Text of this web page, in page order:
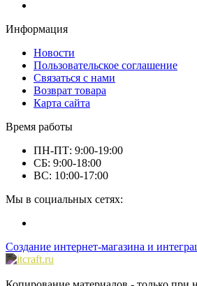
Информация
Новости
Пользовательское соглашение
Связаться с нами
Возврат товара
Карта сайта
Время работы
ПН-ПТ: 9:00-19:00
СБ: 9:00-18:00
ВС: 10:00-17:00
Мы в социальных сетях:
Создание интернет-магазина и